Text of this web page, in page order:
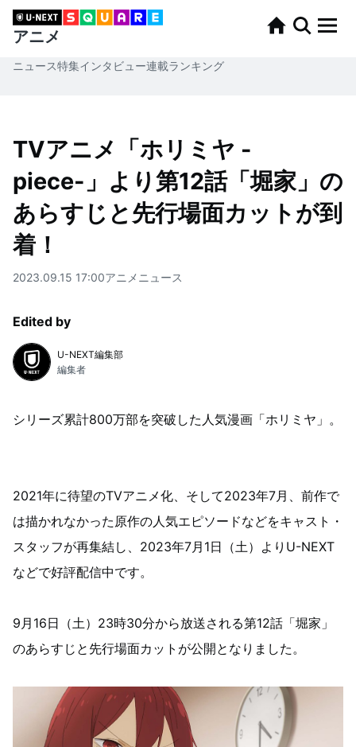
アニメ
ニュース特集インタビュー連載ランキング
TVアニメ「ホリミヤ -
piece-」より第12話「堀家」の
あらすじと先行場面カットが到
着！
2023.09.15 17:00アニメ ニュース
Edited by
U-NEXT編集部
編集者
シリーズ累計800万部を突破した人気漫画「ホリミヤ」。
2021年に待望のTVアニメ化、そして2023年7月、前作で
は描かれなかった原作の人気エピソードなどをキャスト・
スタッフが再集結し、2023年7月1日（土）よりU-NEXT
などで好評配信中です。
9月16日（土）23時30分から放送される第12話「堀家」
のあらすじと先行場面カットが公開となりました。